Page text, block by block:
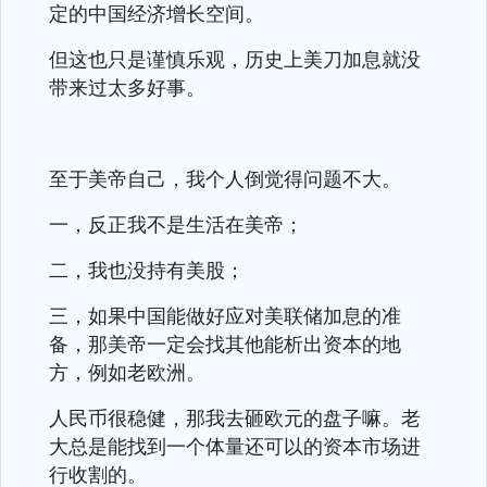
定的中国经济增长空间。
但这也只是谨慎乐观，历史上美刀加息就没
带来过太多好事。
至于美帝自己，我个人倒觉得问题不大。
一，反正我不是生活在美帝；
二，我也没持有美股；
三，如果中国能做好应对美联储加息的准
备，那美帝一定会找其他能析出资本的地
方，例如老欧洲。
人民币很稳健，那我去砸欧元的盘子嘛。老
大总是能找到一个体量还可以的资本市场进
行收割的。